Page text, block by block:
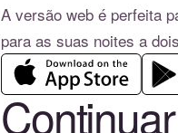
A versão web é perfeita
para as suas noites a